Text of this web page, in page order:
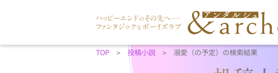
TOP 投稿小説 溺愛（の予定）の検索結果